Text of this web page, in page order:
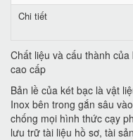
Chi tiết
Chất liệu và cấu thành
cao cấp
Bản lề của két bạc là vật
Inox bên trong gắn sâu
chống mọi hình thức cạy
lưu trữ tài liệu hồ sơ, tài